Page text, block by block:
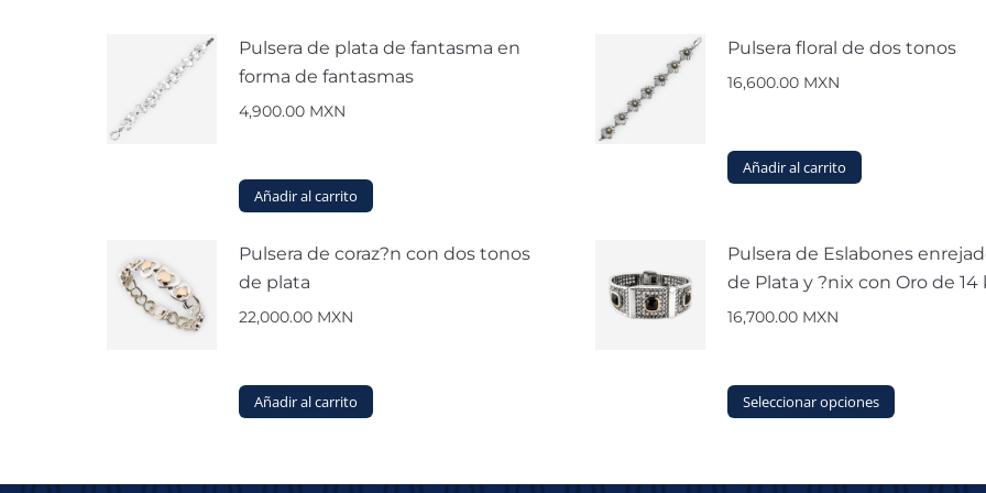
Pulsera de plata de fantasma en
forma de fantasmas
4,900.00 MXN
Añadir al carrito
Pulsera floral de dos tonos
16,600.00 MXN
Añadir al carrito
Pulsera de coraz?n con dos tonos
de plata
22,000.00 MXN
Añadir al carrito
Pulsera de Eslabones
de Plata y ?nix con Oro de 14
16,700.00 MXN
Seleccionar opciones
Este
producto
variantes.